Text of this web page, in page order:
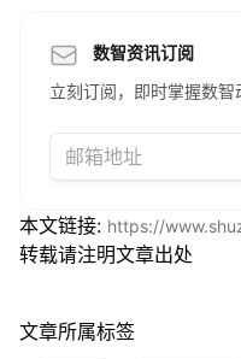
数智资讯订阅
立刻订阅，即时掌握数智
本文链接: https://
转载请注明文章出处
文章所属标签